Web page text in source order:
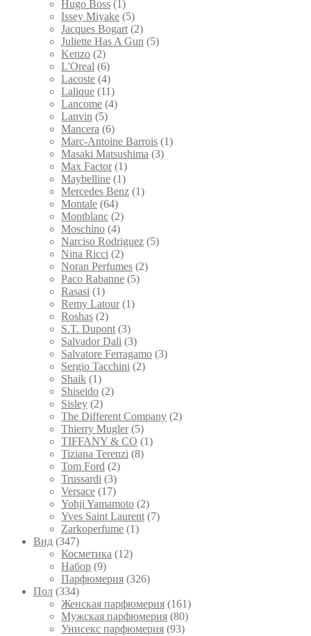
Hugo Boss (1)
Issey Miyake (5)
Jacques Bogart (2)
Juliette Has A Gun (5)
Kenzo (2)
L'Oreal (6)
Lacoste (4)
Lalique (11)
Lancome (4)
Lanvin (5)
Mancera (6)
Marc-Antoine Barrois (1)
Masaki Matsushima (3)
Max Factor (1)
Maybelline (1)
Mercedes Benz (1)
Montale (64)
Montblanc (2)
Moschino (4)
Narciso Rodriguez (5)
Nina Ricci (2)
Noran Perfumes (2)
Paco Rabanne (5)
Rasasi (1)
Remy Latour (1)
Roshas (2)
S.T. Dupont (3)
Salvador Dali (3)
Salvatore Ferragamo (3)
Sergio Tacchini (2)
Shaik (1)
Shiseido (2)
Sisley (2)
The Different Company (2)
Thierry Mugler (5)
TIFFANY & CO (1)
Tiziana Terenzi (8)
Tom Ford (2)
Trussardi (3)
Versace (17)
Yohji Yamamoto (2)
Yves Saint Laurent (7)
Zarkoperfume (1)
Вид (347)
Косметика (12)
Набор (9)
Парфюмерия (326)
Пол (334)
Женская парфюмерия (161)
Мужская парфюмерия (80)
Унисекс парфюмерия (93)